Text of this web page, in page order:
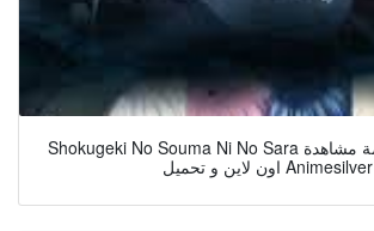
Shokugeki No Souma Ni No Sara الحلقة 01 مترجمة مشاهدة
اون لاين و تحميل Animesilver